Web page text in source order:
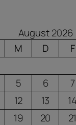
August 2026
M D F
5 6 7
12 13 14
19 20 21